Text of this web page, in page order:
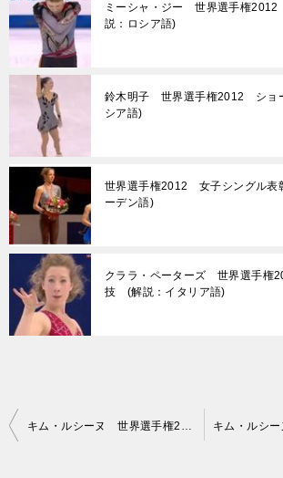
ミーシャ・ジー 世界選手権
説：ロシア語)
鈴木明子 世界選手権2012 ショ
シア語)
世界選手権2012 女子シングル
ーデン語)
クララ・ペーターズ 世界選手権
技 (解説：イタリア語)
投
キム・ルシーヌ 世界選手権2012 ショート演技 (解説：ロシア語・イタリア語)